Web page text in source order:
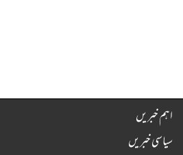
اہم خبریں
سیاسی خبریں